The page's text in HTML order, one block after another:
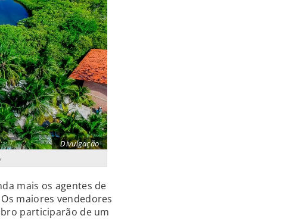
Divulgação
mais os agentes de
maiores vendedores
participarão de um